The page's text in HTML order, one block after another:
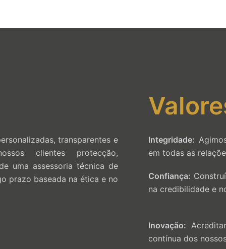
transparentes e
clientes protecção,
uma assessoria técnica de
prazo baseada na ética e no
Integridade:
em todas as
Confiança:
na credibilidade e
Inovação:
contínua dos